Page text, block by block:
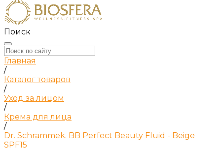
Поиск
Главная
/
Каталог товаров
/
Уход за лицом
/
Крема для лица
/
Dr. Schrammek. BB Perfect Beauty Fluid - Beige
SPF15